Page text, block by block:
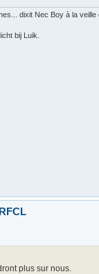
dixit Nec Boy à la veille
bij Luik.
plus sur nous.